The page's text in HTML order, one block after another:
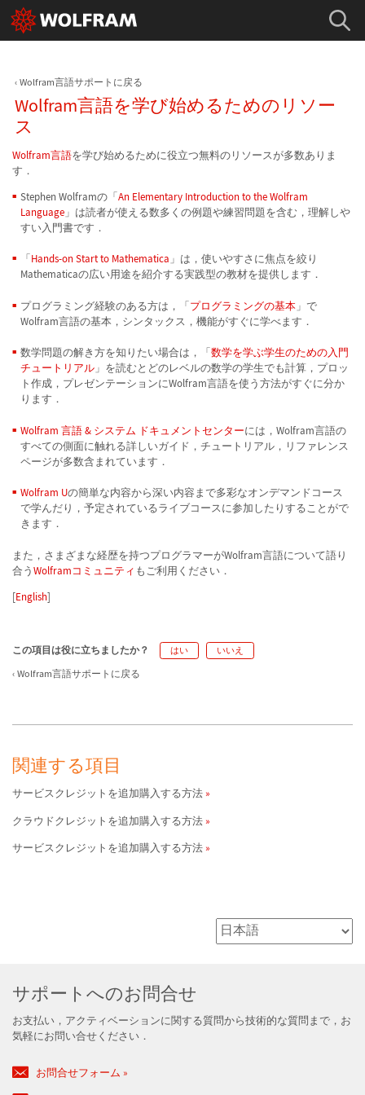
Wolfram言語サポートに戻る
Wolfram言語を学び始めるためのリソー
ス
Wolfram言語を学び始めるために役立つ無料のリソースが多数ありま
す．
Stephen Wolframの「An Elementary Introduction to the Wolfram
Language」は読者が使える数多くの例題や練習問題を含む，理解しや
すい入門書です．
「Hands-on Start to Mathematica 」は，使いやすさに焦点を絞り
Mathematicaの広い用途を紹介する実践型の教材を提供します．
プログラミング経験のある方は，「プログラミングの基本」で
Wolfram言語の基本，シンタックス，機能がすぐに学べます．
数学問題の解き方を知りたい場合は，「数学を学ぶ学生のための入門
チュートリアル」を読むとどのレベルの数学の学生でも計算，プロッ
ト作成，プレゼンテーションにWolfram言語を使う方法がすぐに分か
ります．
Wolfram 言語 & システム ドキュメントセンターには，Wolfram言語の
すべての側面に触れる詳しいガイド，チュートリアル，リファレンス
ページが多数含まれています．
Wolfram Uの簡単な内容から深い内容まで多彩なオンデマンドコース
で学んだり，予定されているライブコースに参加したりすることがで
きます．
また，さまざまな経歴を持つプログラマーがWolfram言語について語り
合うWolframコミュニティ もご利用ください．
[English]
この項目は役に立ちましたか？ はい いいえ
Wolfram言語サポートに戻る
関連する項目
サービスクレジットを追加購入する方法
クラウドクレジットを追加購入する方法
サービスクレジットを追加購入する方法
サポートへのお問合せ
お支払い，アクティベーションに関する質問から技術的な質問まで，お
気軽にお問い合せください．
お問合せフォーム